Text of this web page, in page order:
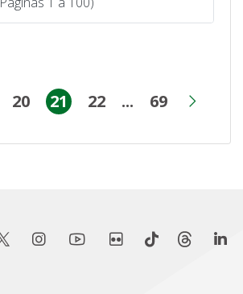
anteriorintermediárias
Página
20 Página
21 Página
22 ...Páginas
Página
69